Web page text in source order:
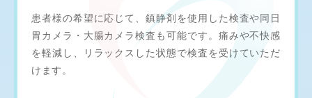
患者様の希望に応じて、鎮静剤を使用した検査や同日
胃カメラ・大腸カメラ検査も可能です。痛みや不快感
を軽減し、リラックスした状態で検査を受けていただ
けます。